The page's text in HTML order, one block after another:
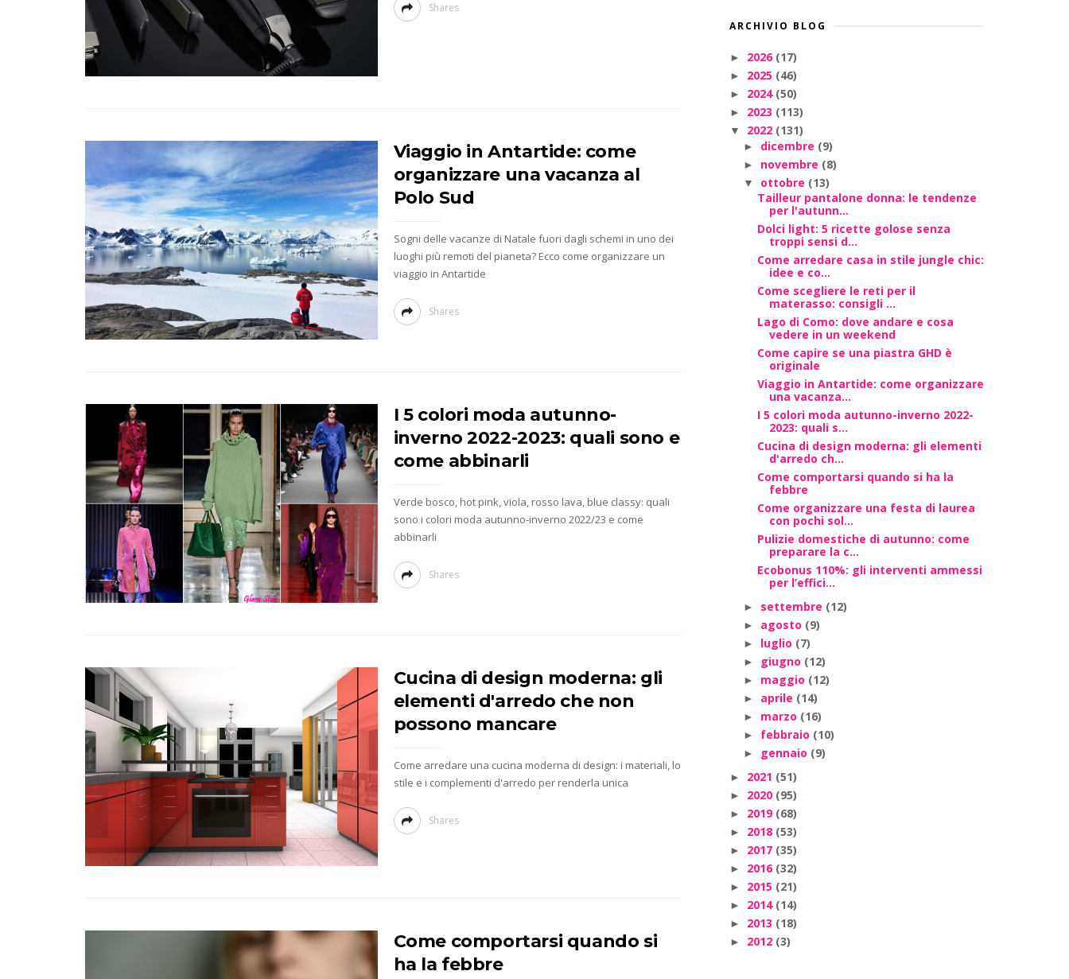
Shares
Viaggio in Antartide: come
organizzare una vacanza al
Polo Sud
Sogni delle vacanze di Natale fuori dagli schemi in uno dei
luoghi più remoti del pianeta? Ecco come organizzare un
viaggio in Antartide
Shares
I 5 colori moda autunno-
inverno 2022-2023: quali sono e
come abbinarli
Verde bosco, hot pink, viola, rosso lava, blue classy: quali
sono i colori moda autunno-inverno 2022/23 e come
abbinarli
Shares
Cucina di design moderna: gli
elementi d'arredo che non
possono mancare
Come arredare una cucina moderna di design: i materiali, lo
stile e i complementi d'arredo per renderla unica
Shares
Come comportarsi quando si
ha la febbre
ARCHIVIO BLOG
► 2026 (17)
► 2025 (46)
► 2024 (50)
► 2023 (113)
▼ 2022 (131)
► dicembre (9)
► novembre (8)
▼ ottobre (13)
Tailleur pantalone donna: le tendenze
per l'autunn...
Dolci light: 5 ricette golose senza
troppi sensi d...
Come arredare casa in stile jungle chic:
idee e co...
Come scegliere le reti per il
materasso: consigli ...
Lago di Como: dove andare e cosa
vedere in un weekend
Come capire se una piastra GHD è
originale
Viaggio in Antartide: come organizzare
una vacanza...
I 5 colori moda autunno-inverno 2022-
2023: quali s...
Cucina di design moderna: gli elementi
d'arredo ch...
Come comportarsi quando si ha la
febbre
Come organizzare una festa di laurea
con pochi sol...
Pulizie domestiche di autunno: come
preparare la c...
Ecobonus 110%: gli interventi ammessi
per l’effici...
► settembre (12)
► agosto (9)
► luglio (7)
► giugno (12)
► maggio (12)
► aprile (14)
► marzo (16)
► febbraio (10)
► gennaio (9)
► 2021 (51)
► 2020 (95)
► 2019 (68)
► 2018 (53)
► 2017 (35)
► 2016 (32)
► 2015 (21)
► 2014 (14)
► 2013 (18)
► 2012 (3)